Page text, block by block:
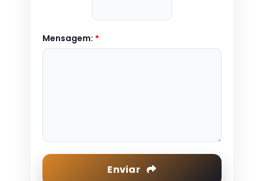
Mensagem: *
Enviar